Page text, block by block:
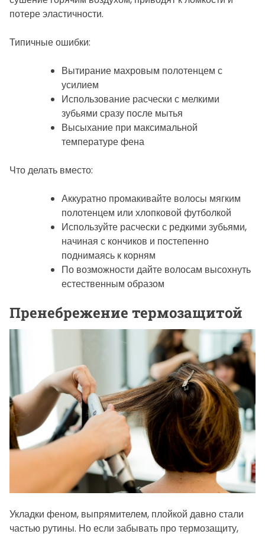
потере эластичности.
Типичные ошибки:
Вытирание махровым полотенцем с
усилием
Использование расчески с мелкими
зубьями сразу после мытья
Высыхание при максимальной
температуре фена
Что делать вместо:
Аккуратно промакивайте волосы мягким
полотенцем или хлопковой футболкой
Используйте расчески с редкими зубьями,
начиная с кончиков и постепенно
поднимаясь к корням
По возможности дайте волосам высохнуть
естественным образом
Пренебрежение термозащитой
Укладки феном, выпрямителем, плойкой давно стали
частью рутины. Но если забывать про термозащиту,